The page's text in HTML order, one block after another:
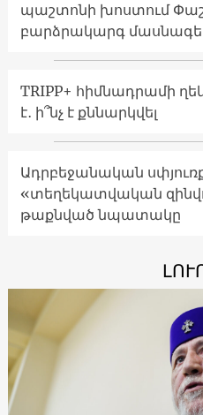
պաշտոնի խոստում
բարձրակարգ
TRIPP+ հիմնադրամի
է․ ի՞նչ է քննարկվել
Ադրբեջանական
«տեղեկատվական
թաքնված նպատակը